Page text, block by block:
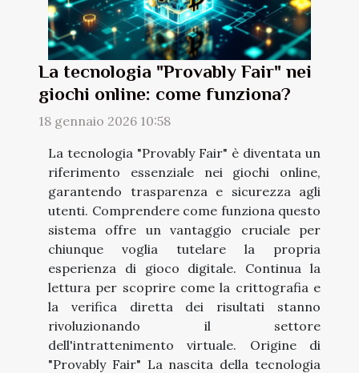
La tecnologia "Provably Fair" nei
giochi online: come funziona?
18 gennaio 2026 10:58
La tecnologia "Provably Fair" è diventata un
riferimento essenziale nei giochi online,
garantendo trasparenza e sicurezza agli
utenti. Comprendere come funziona questo
sistema offre un vantaggio cruciale per
chiunque voglia tutelare la propria
esperienza di gioco digitale. Continua la
lettura per scoprire come la crittografia e
la verifica diretta dei risultati stanno
rivoluzionando il settore
dell'intrattenimento virtuale. Origine di
"Provably Fair" La nascita della tecnologia